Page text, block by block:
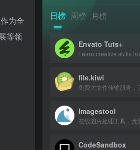
为全
等领
日榜 周榜 月榜
Envato Tuts+
file.kiwi
Imagestool
CodeSandbox